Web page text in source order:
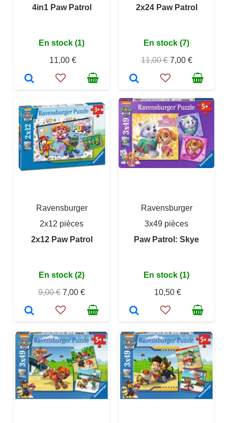
4in1 Paw Patrol
En stock (1)
11,00 €
2x24 Paw Patrol
En stock (7)
11,00 € 7,00 €
Ravensburger
2x12 pièces
2x12 Paw Patrol
En stock (2)
9,00 € 7,00 €
Ravensburger
3x49 pièces
Paw Patrol: Skye
En stock (1)
10,50 €